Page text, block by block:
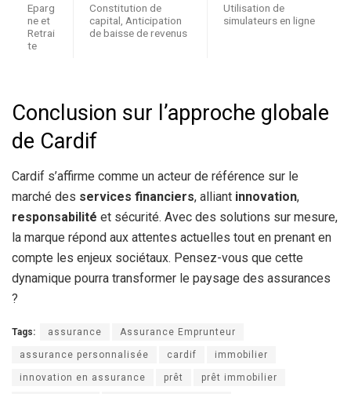
Eparg
ne et
Retrai
te
Constitution de
capital, Anticipation
de baisse de revenus
Utilisation de
simulateurs en ligne
Conclusion sur l’approche globale
de Cardif
Cardif s’affirme comme un acteur de référence sur le
marché des services financiers, alliant innovation,
responsabilité et sécurité. Avec des solutions sur mesure,
la marque répond aux attentes actuelles tout en prenant en
compte les enjeux sociétaux. Pensez-vous que cette
dynamique pourra transformer le paysage des assurances
?
Tags: assurance Assurance Emprunteur
assurance personnalisée cardif immobilier
innovation en assurance prêt prêt immobilier